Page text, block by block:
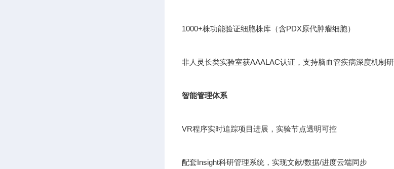
1000+株功能验证细胞株库（含PDX原代肿瘤细胞）
非人灵长类实验室获AAALAC认证，支持脑血管疾病深度机制
智能管理体系
VR程序实时追踪项目进展，实验节点透明可控
配套Insight科研管理系统，实现文献/数据/进度云端同步